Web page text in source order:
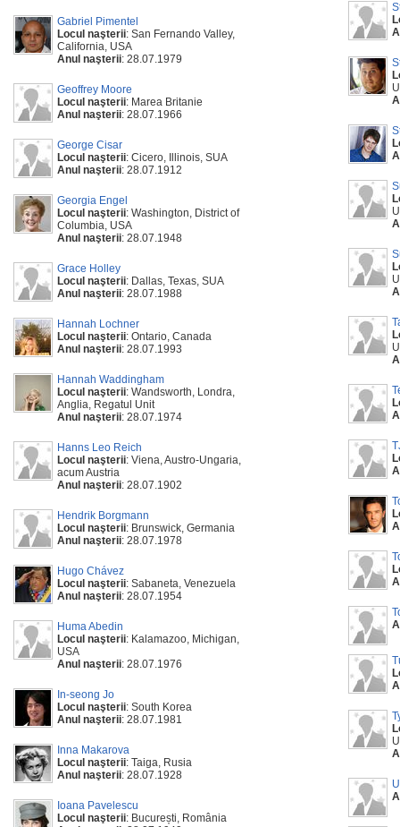
Gabriel Pimentel
Locul naşterii: San Fernando Valley,
California, USA
Anul naşterii: 28.07.1979
Geoffrey Moore
Locul naşterii: Marea Britanie
Anul naşterii: 28.07.1966
George Cisar
Locul naşterii: Cicero, Illinois, SUA
Anul naşterii: 28.07.1912
Georgia Engel
Locul naşterii: Washington, District of
Columbia, USA
Anul naşterii: 28.07.1948
Grace Holley
Locul naşterii: Dallas, Texas, SUA
Anul naşterii: 28.07.1988
Hannah Lochner
Locul naşterii: Ontario, Canada
Anul naşterii: 28.07.1993
Hannah Waddingham
Locul naşterii: Wandsworth, Londra,
Anglia, Regatul Unit
Anul naşterii: 28.07.1974
Hanns Leo Reich
Locul naşterii: Viena, Austro-Ungaria,
acum Austria
Anul naşterii: 28.07.1902
Hendrik Borgmann
Locul naşterii: Brunswick, Germania
Anul naşterii: 28.07.1978
Hugo Chávez
Locul naşterii: Sabaneta, Venezuela
Anul naşterii: 28.07.1954
Huma Abedin
Locul naşterii: Kalamazoo, Michigan,
USA
Anul naşterii: 28.07.1976
In-seong Jo
Locul naşterii: South Korea
Anul naşterii: 28.07.1981
Inna Makarova
Locul naşterii: Taiga, Rusia
Anul naşterii: 28.07.1928
Ioana Pavelescu
Locul naşterii: București, România